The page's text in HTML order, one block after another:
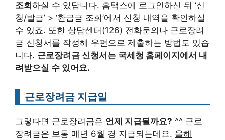
조회 하실 수 있답니다. 홈택스에 로그인하신 뒤 ‘신
청/발급’ > ‘환급금 조회’에서 신청 내역을 확인하실
수 있죠. 또한 상담센터(126) 전화문의나 근로장려
금 신청서를 작성해 우편으로 제출하는 방법도 있습
니다. 근로장려금 신청서는 국세청 홈페이지에서 내
려받으실 수 있어요.
근로장려금 지급일
그렇다면 근로장려금은 언제 지급될까요? ^^ 근로
장려금은 보통 매년 6월 경 지급되는데요. 올해